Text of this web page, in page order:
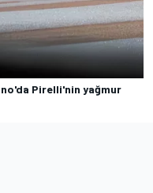
Pirelli'nin yağmur